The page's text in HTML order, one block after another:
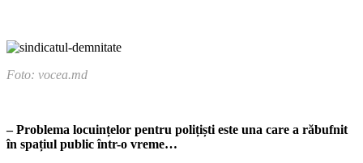
Foto: vocea.md
– Problema locuințelor pentru polițiști este una care a răbufnit
în spațiul public într-o vreme…